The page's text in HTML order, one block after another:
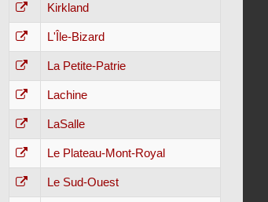
Kirkland
L'Île-Bizard
La Petite-Patrie
Lachine
LaSalle
Le Plateau-Mont-Royal
Le Sud-Ouest